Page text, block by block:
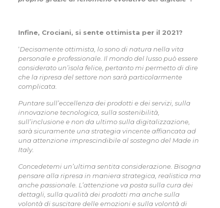
Infine, Crociani, si sente ottimista per il 2021?
‘Decisamente ottimista, lo sono di natura nella vita
personale e professionale. Il mondo del lusso può essere
considerato un’isola felice, pertanto mi permetto di dire
che la ripresa del settore non sarà particolarmente
complicata.
Puntare sull’eccellenza dei prodotti e dei servizi, sulla
innovazione tecnologica, sulla sostenibilità,
sull’inclusione e non da ultimo sulla digitalizzazione,
sarà sicuramente una strategia vincente affiancata ad
una attenzione imprescindibile al sostegno del Made in
Italy.
Concedetemi un’ultima sentita considerazione. Bisogna
pensare alla ripresa in maniera strategica, realistica ma
anche passionale. L’attenzione va posta sulla cura dei
dettagli, sulla qualità dei prodotti ma anche sulla
volontà di suscitare delle emozioni e sulla volontà di